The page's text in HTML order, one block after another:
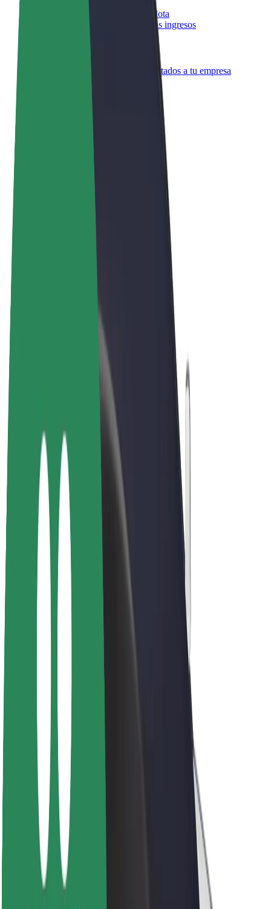
Registrarse como propietario de flota
Añadí tu flota a Bolt y potenciá tus ingresos
Productos y servicios de Bolt adaptados a tu empresa
Bolt para empresas
Conductores
Ingresos de conductor/a
Repartidores
Ingresos de repartidor
Comercios de Bolt Food
Flotas
Empresa
Sala de prensa
Directrices de la marca
Misión
Relación con inversores
Liderazgo
Marca
Medios
Fondo Urbano
Seguridad